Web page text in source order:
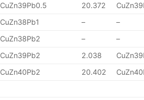
CuZn39Pb0.5 20.372
CuZn38Pb1 –
–
CuZn38Pb2 –
–
CuZn39Pb2 2.038
CuZn40Pb2 20.402